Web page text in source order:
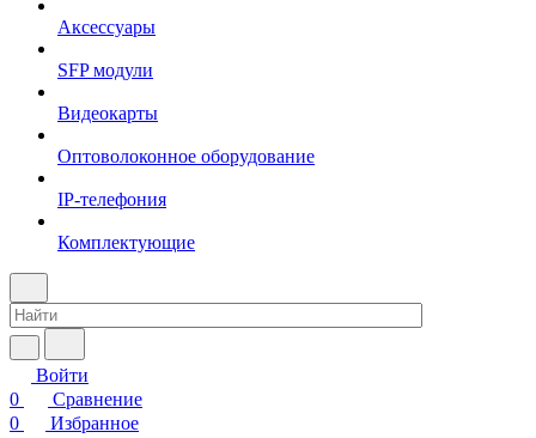
Аксессуары
SFP модули
Видеокарты
Оптоволоконное оборудование
IP-телефония
Комплектующие
Войти
0
Сравнение
0
Избранное